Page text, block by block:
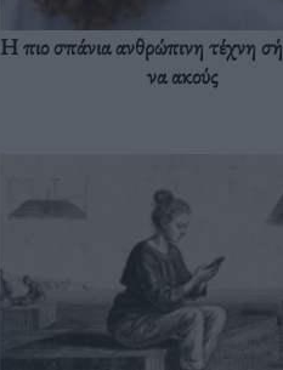
Η πιο σπάνια ανθρώπινη τέχνη
να ακούς